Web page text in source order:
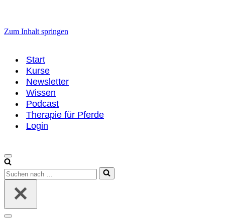
Zum Inhalt springen
Start
Kurse
Newsletter
Wissen
Podcast
Therapie für Pferde
Login
Navigationsmenü
Suchen
nach …
Navigationsmenü